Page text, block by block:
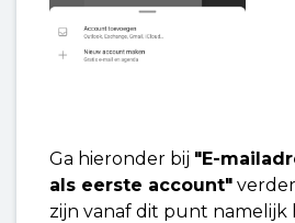
Ga hieronder bij "E-
als eerste account"
zijn vanaf dit punt namelijk